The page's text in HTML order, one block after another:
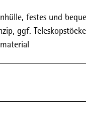
festes und
ggf.